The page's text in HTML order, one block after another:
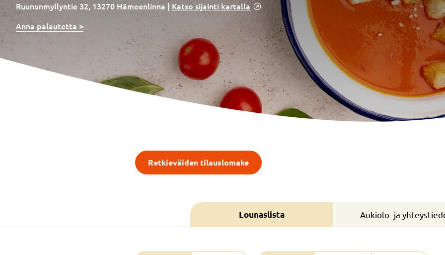
Ruununmyllyntie 32, 13270 Hämeenlinna | Katso sijainti kartalla
Anna palautetta >
Retkieväiden tilauslomake
Lounaslista Aukiolo- ja